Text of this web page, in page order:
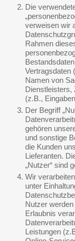
Die
verweisen wir
Rahmen
Vertragsdaten
Namen von
Dienstleisters,
(z.B.,
Der Begriff
gehören
und sonstige
die Kunden
Lieferanten.
„Nutzer“ sind
Wir
unter
Nutzer
Erlaubnis
Leistungen